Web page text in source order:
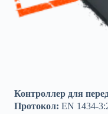
Контроллер для
Протокол: EN 1434-